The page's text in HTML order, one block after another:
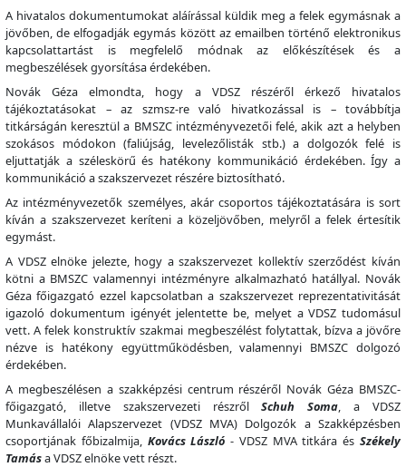
A hivatalos dokumentumokat aláírással küldik meg a felek egymásnak a
jövőben, de elfogadják egymás között az emailben történő elektronikus
kapcsolattartást is megfelelő módnak az előkészítések és a
megbeszélések gyorsítása érdekében.
Novák Géza elmondta, hogy a VDSZ részéről érkező hivatalos
tájékoztatásokat – az szmsz-re való hivatkozással is – továbbítja
titkárságán keresztül a BMSZC intézményvezetői felé, akik azt a helyben
szokásos módokon (faliújság, levelezőlisták stb.) a dolgozók felé is
eljuttatják a széleskörű és hatékony kommunikáció érdekében. Így a
kommunikáció a szakszervezet részére biztosítható.
Az intézményvezetők személyes, akár csoportos tájékoztatására is sort
kíván a szakszervezet keríteni a közeljövőben, melyről a felek értesítik
egymást.
A VDSZ elnöke jelezte, hogy a szakszervezet kollektív szerződést kíván
kötni a BMSZC valamennyi intézményre alkalmazható hatállyal. Novák
Géza főigazgató ezzel kapcsolatban a szakszervezet reprezentativitását
igazoló dokumentum igényét jelentette be, melyet a VDSZ tudomásul
vett. A felek konstruktív szakmai megbeszélést folytattak, bízva a jövőre
nézve is hatékony együttműködésben, valamennyi BMSZC dolgozó
érdekében.
A megbeszélésen a szakképzési centrum részéről Novák Géza BMSZC-
főigazgató, illetve szakszervezeti részrőlSchuh Soma , a VDSZ
Munkavállalói Alapszervezet (VDSZ MVA) Dolgozók a Szakképzésben
csoportjának főbizalmija, Kovács László - VDSZ MVA titkára ésSzékely
Tamása VDSZ elnöke vett részt.